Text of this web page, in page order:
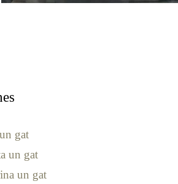
gat
un gat
un gat